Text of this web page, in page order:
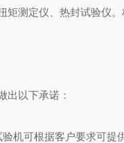
矩测定仪、热封试验仪
出以下承诺：
机可根据客户要求可提